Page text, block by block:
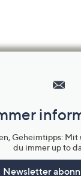
Geheimtipps:
du immer up to
Newsletter